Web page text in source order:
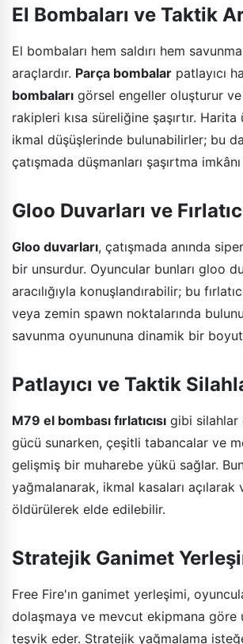
El Bombaları ve Taktik
El bombaları hem saldırı hem
araçlardır. Parça bombalar patlayıcı
bombaları görsel engeller oluşturur ve
rakipleri kısa süreliğine şaşırtır.
ikmal düşüşlerinde bulunabilirler; bu
çatışmada düşmanları şaşırtma imkânı
Gloo Duvarları ve
Gloo duvarları, çatışmada anında
bir unsurdur. Oyuncular bunları gloo
aracılığıyla konuşlandırabilir; bu
veya zemin spawn noktalarında
savunma oyunununa dinamik bir
Patlayıcı ve Taktik
M79 el bombası fırlatıcısı gibi silahlar
gücü sunarken, çeşitli tabancalar ve
gelişmiş bir muharebe yükü sağlar.
yağmalanarak, ikmal kasaları açılarak
öldürülerek elde edilebilir.
Stratejik Ganimet
Free Fire'ın ganimet yerleşimi,
dolaşmaya ve mevcut ekipmana göre
teşvik eder. Stratejik yağmalama